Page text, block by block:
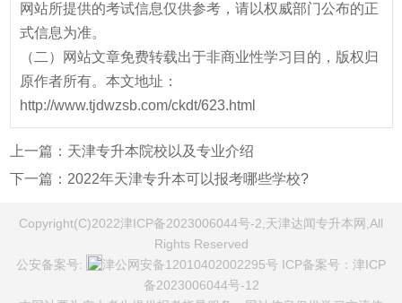
网站所提供的考试信息仅供参考，请以权威部门公布的正
式信息为准。
（二）网站文章免费转载出于非商业性学习目的，版权归
原作者所有。本文地址：
http://www.tjdwzsb.com/ckdt/623.html
上一篇： 天津专升本院校以及专业介绍
下一篇： 2022年天津专升本可以报考哪些学校?
Copyright(C)2022津ICP备2023006044号-2,天津达闻专升本网,All
Rights Reserved
公安备案号:
津公网安备12010402002295号 ICP备案号： 津ICP
备2023006044号-12